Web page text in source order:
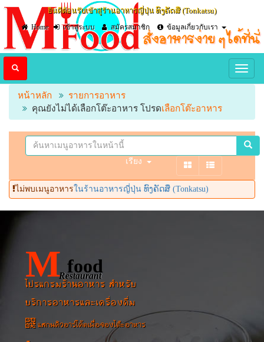
ยินดีต้อนรับเข้าสู่ร้านอาหารญี่ปุ่น ທົງຄັດສຶ​ (Tonkatsu)​
Home
เข้าสู่ระบบ สมัครสมาชิก ข้อมูลเกี่ยวกับเรา
หน้าหลัก
รายการอาหาร
คุณยังไม่ได้เลือกโต๊ะอาหาร โปรดเลือกโต๊ะอาหาร
เรียง
ไม่พบเมนูอาหารในร้านอาหารญี่ปุ่น ທົງຄັດສຶ​ (Tonkatsu)​
M food
Restaurant
โปรแกรมร้านอาหาร สำหรับ
บริการอาหารและเครื่องดื่ม
แสกนคิวอาร์โค้ดเพื่อจองโต๊ะอาหาร